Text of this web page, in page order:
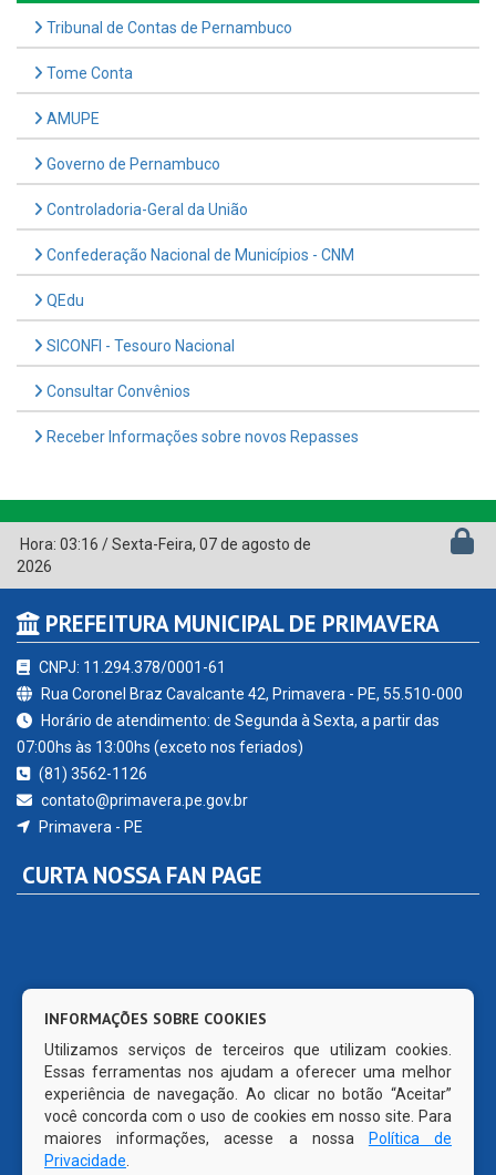
Tribunal de Contas de Pernambuco
Tome Conta
AMUPE
Governo de Pernambuco
Controladoria-Geral da União
Confederação Nacional de Municípios - CNM
QEdu
SICONFI - Tesouro Nacional
Consultar Convênios
Receber Informações sobre novos Repasses
Hora: 03:16 /Sexta-Feira, 07 de agosto de
2026
PREFEITURA MUNICIPAL DE PRIMAVERA
CNPJ: 11.294.378/0001-61
Rua Coronel Braz Cavalcante 42, Primavera - PE, 55.510-000
Horário de atendimento: de Segunda à Sexta, a partir das
07:00hs às 13:00hs (exceto nos feriados)
(81) 3562-1126
contato@primavera.pe.gov.br
Primavera - PE
CURTA NOSSA FAN PAGE
INFORMAÇÕES SOBRE COOKIES
Utilizamos serviços de terceiros que utilizam cookies.
Essas ferramentas nos ajudam a oferecer uma melhor
experiência de navegação. Ao clicar no botão “Aceitar”
você concorda com o uso de cookies em nosso site. Para
maiores informações, acesse a nossa
Política de
Privacidade